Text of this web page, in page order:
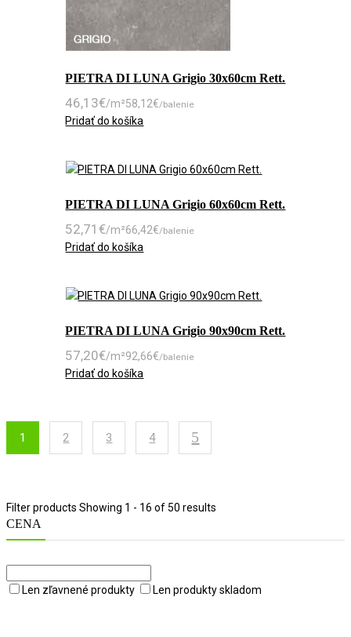
Filter products Showing 1 - 16 of 50 results
CENA
Len zľavnené produkty Len produkty skladom
PIETRA DI LUNA Grigio 30x60cm Rett.
46,13€/m²58,12€/balenie
Pridať do košíka
PIETRA DI LUNA Grigio 60x60cm Rett.
52,71€/m²66,42€/balenie
Pridať do košíka
PIETRA DI LUNA Grigio 90x90cm Rett.
57,20€/m²92,66€/balenie
Pridať do košíka
1 2 3 4